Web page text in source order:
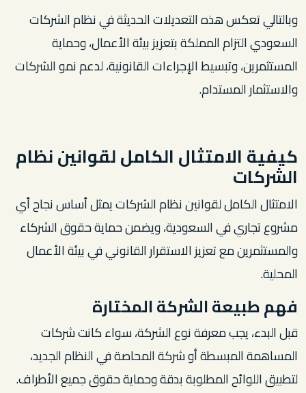
وبالتالي تعكس هذه التعديلات الحديثة في نظام الشركات
السعودي التزام المملكة بتعزيز بيئة الأعمال، وحماية
المستثمرين، وتبسيط الإجراءات القانونية، لدعم نمو الشركات
والاستثمار المستدام.
كيفية الامتثال الكامل لقوانين نظام
الشركات
الامتثال الكامل لقوانين نظام الشركات يمثل أساس نجاح أي
مشروع تجاري في السعودية، ويضمن حماية حقوق الشركاء
والمستثمرين مع تعزيز الاستقرار القانوني في بيئة الأعمال
المحلية.
فهم طبيعة الشركة المختارة
قبل البدء، يجب معرفة نوع الشركة، سواء كانت شركات
المساهمة المبسطة أو شركة المحاصة في النظام الجديد،
لتطبيق اللوائح المطلوبة بدقة وحماية حقوق جميع الأطراف.